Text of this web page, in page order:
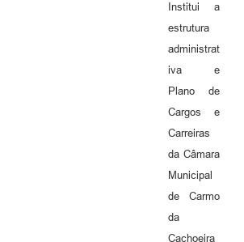
Institui a
estrutura
administrat
iva e
Plano de
Cargos e
Carreiras
da Câmara
Municipal
de Carmo
da
Cachoeira